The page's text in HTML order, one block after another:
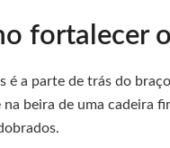
fortalecer
é a parte de trás do
na beira de uma cadeira